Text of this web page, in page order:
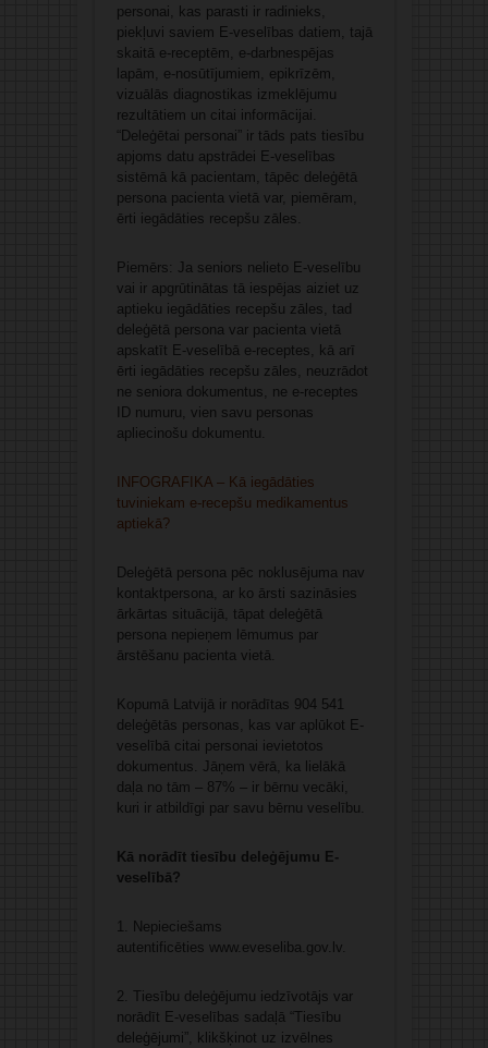
personai, kas parasti ir radinieks,
piekļuvi saviem E-veselības datiem, tajā
skaitā e-receptēm, e-darbnespējas
lapām, e-nosūtījumiem, epikrīzēm,
vizuālās diagnostikas izmeklējumu
rezultātiem un citai informācijai.
“Deleģētai personai” ir tāds pats tiesību
apjoms datu apstrādei E-veselības
sistēmā kā pacientam, tāpēc deleģētā
persona pacienta vietā var, piemēram,
ērti iegādāties recepšu zāles.
Piemērs: Ja seniors nelieto E-veselību
vai ir apgrūtinātas tā iespējas aiziet uz
aptieku iegādāties recepšu zāles, tad
deleģētā persona var pacienta vietā
apskatīt E-veselībā e-receptes, kā arī
ērti iegādāties recepšu zāles, neuzrādot
ne seniora dokumentus, ne e-receptes
ID numuru, vien savu personas
apliecinošu dokumentu.
INFOGRAFIKA – Kā iegādāties
tuviniekam e-recepšu medikamentus
aptiekā?
Deleģētā persona pēc noklusējuma nav
kontaktpersona, ar ko ārsti sazināsies
ārkārtas situācijā, tāpat deleģētā
persona nepieņem lēmumus par
ārstēšanu pacienta vietā.
Kopumā Latvijā ir norādītas 904 541
deleģētās personas, kas var aplūkot E-
veselībā citai personai ievietotos
dokumentus. Jāņem vērā, ka lielākā
daļa no tām – 87% – ir bērnu vecāki,
kuri ir atbildīgi par savu bērnu veselību.
Kā norādīt tiesību deleģējumu E-
veselībā?
1. Nepieciešams
autentificēties www.eveseliba.gov.lv.
2. Tiesību deleģējumu iedzīvotājs var
norādīt E-veselības sadaļā “Tiesību
deleģējumi”, klikšķinot uz izvēlnes